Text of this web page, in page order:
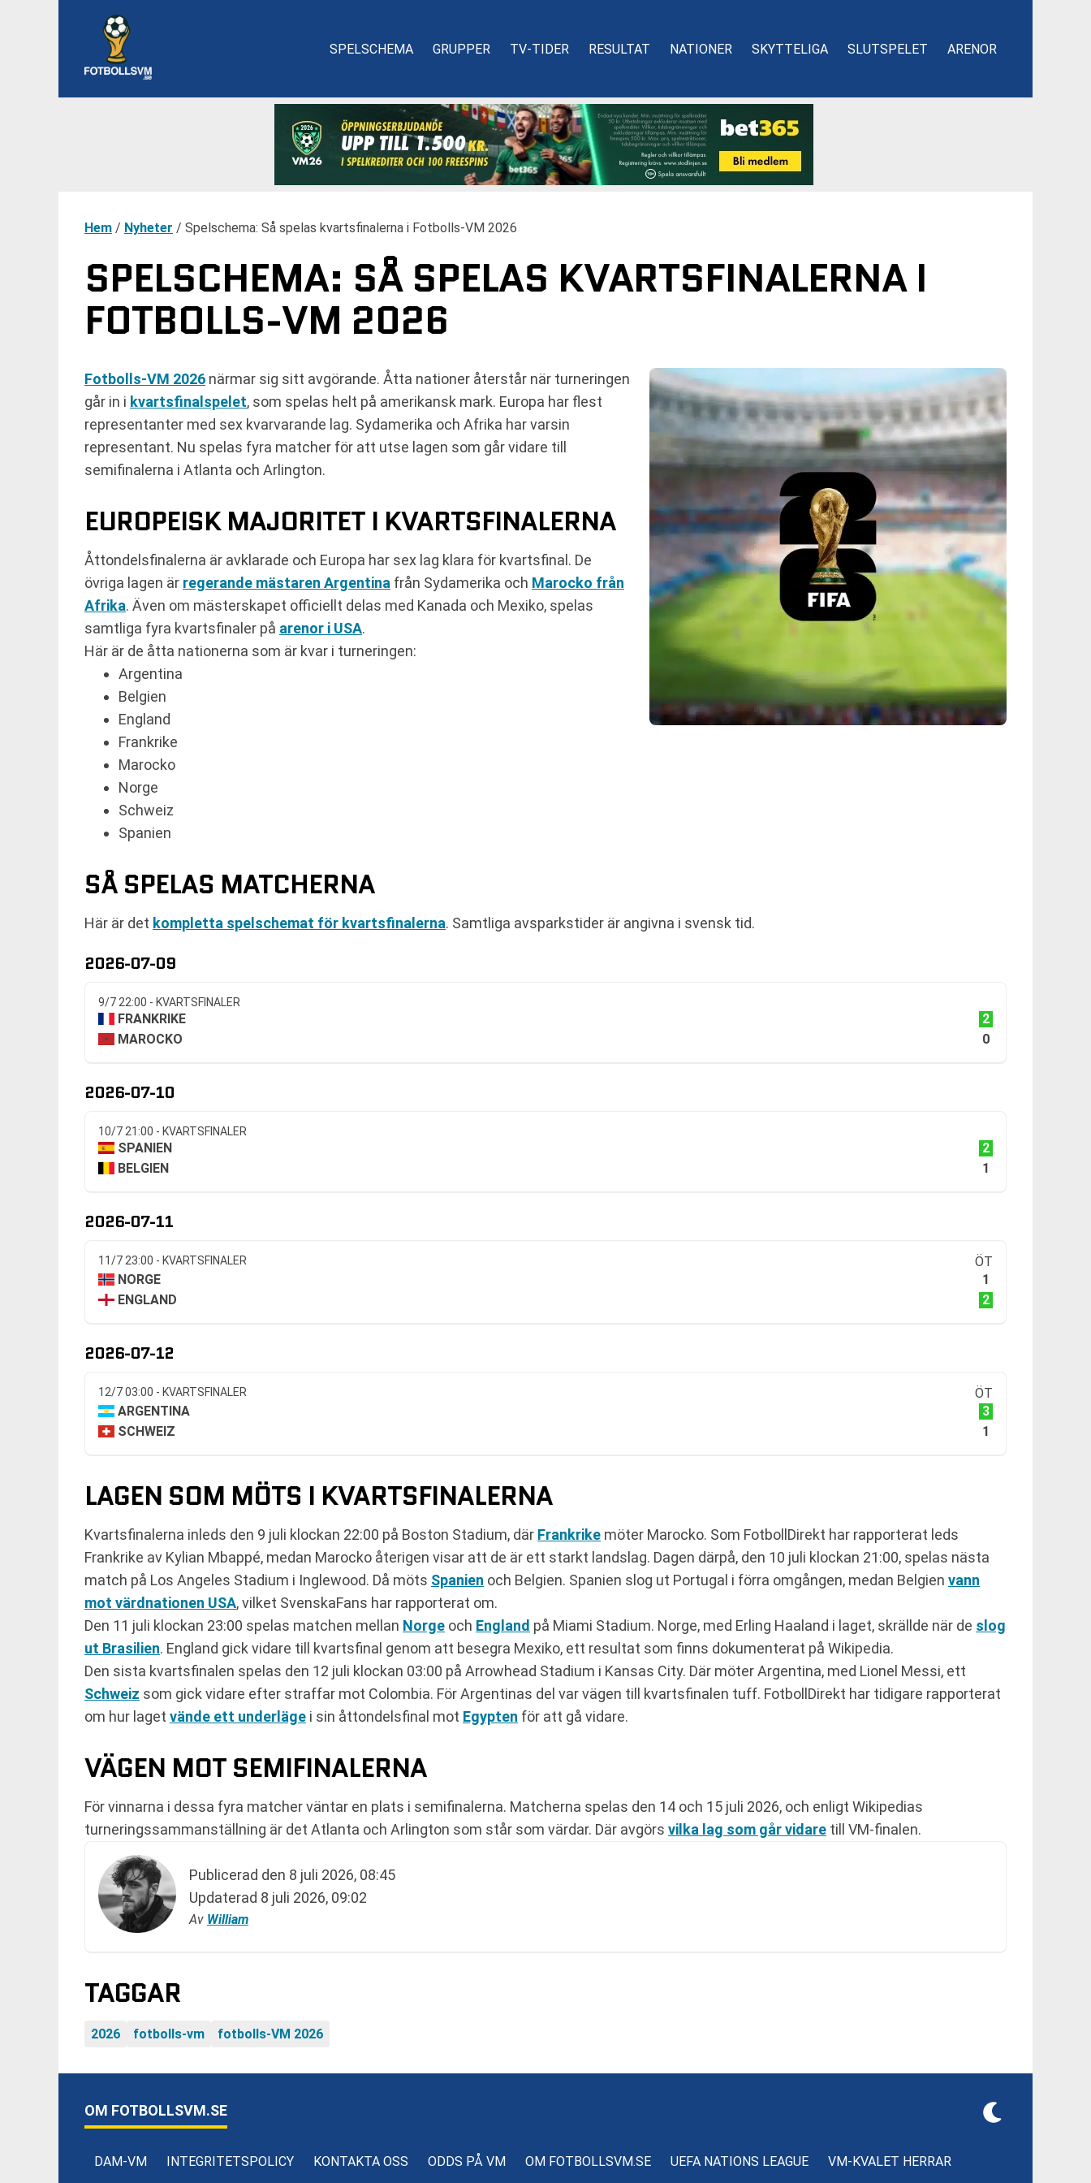
SPELSCHEMA GRUPPER TV-TIDER RESULTAT NATIONER SKYTTELIGA SLUTSPELET ARENOR
Hem / Nyheter / Spelschema: Så spelas kvartsfinalerna i Fotbolls-VM 2026
SPELSCHEMA: SÅ SPELAS KVARTSFINALERNA I
FOTBOLLS-VM 2026
Fotbolls-VM 2026 närmar sig sitt avgörande. Åtta nationer återstår när turneringen
går in i kvartsfinalspelet, som spelas helt på amerikansk mark. Europa har flest
representanter med sex kvarvarande lag. Sydamerika och Afrika har varsin
representant. Nu spelas fyra matcher för att utse lagen som går vidare till
semifinalerna i Atlanta och Arlington.
EUROPEISK MAJORITET I KVARTSFINALERNA
Åttondelsfinalerna är avklarade och Europa har sex lag klara för kvartsfinal. De
övriga lagen är regerande mästaren Argentina från Sydamerika och Marocko från
Afrika. Även om mästerskapet officiellt delas med Kanada och Mexiko, spelas
samtliga fyra kvartsfinaler på arenor i USA.
Här är de åtta nationerna som är kvar i turneringen:
Argentina
Belgien
England
Frankrike
Marocko
Norge
Schweiz
Spanien
SÅ SPELAS MATCHERNA
Här är det kompletta spelschemat för kvartsfinalerna. Samtliga avsparkstider är angivna i svensk tid.
2026-07-09
9/7 22:00 - KVARTSFINALER
FRANKRIKE
2
MAROCKO
0
2026-07-10
10/7 21:00 - KVARTSFINALER
SPANIEN
2
BELGIEN
1
2026-07-11
11/7 23:00 - KVARTSFINALER
ÖT
NORGE
1
ENGLAND
2
2026-07-12
12/7 03:00 - KVARTSFINALER
ÖT
ARGENTINA
3
SCHWEIZ
1
LAGEN SOM MÖTS I KVARTSFINALERNA
Kvartsfinalerna inleds den 9 juli klockan 22:00 på Boston Stadium, där Frankrike möter Marocko. Som FotbollDirekt har rapporterat leds
Frankrike av Kylian Mbappé, medan Marocko återigen visar att de är ett starkt landslag. Dagen därpå, den 10 juli klockan 21:00, spelas nästa
match på Los Angeles Stadium i Inglewood. Då möts Spanien och Belgien. Spanien slog ut Portugal i förra omgången, medan Belgien vann
mot värdnationen USA, vilket SvenskaFans har rapporterat om.
Den 11 juli klockan 23:00 spelas matchen mellan Norge och England på Miami Stadium. Norge, med Erling Haaland i laget, skrällde när de slog
ut Brasilien. England gick vidare till kvartsfinal genom att besegra Mexiko, ett resultat som finns dokumenterat på Wikipedia.
Den sista kvartsfinalen spelas den 12 juli klockan 03:00 på Arrowhead Stadium i Kansas City. Där möter Argentina, med Lionel Messi, ett
Schweiz som gick vidare efter straffar mot Colombia. För Argentinas del var vägen till kvartsfinalen tuff. FotbollDirekt har tidigare rapporterat
om hur laget vände ett underläge i sin åttondelsfinal mot Egypten för att gå vidare.
VÄGEN MOT SEMIFINALERNA
För vinnarna i dessa fyra matcher väntar en plats i semifinalerna. Matcherna spelas den 14 och 15 juli 2026, och enligt Wikipedias
turneringssammanställning är det Atlanta och Arlington som står som värdar. Där avgörs vilka lag som går vidare till VM-finalen.
Publicerad den 8 juli 2026, 08:45
Updaterad 8 juli 2026, 09:02
Av William
TAGGAR
2026 fotbolls-vm fotbolls-VM 2026
OM FOTBOLLSVM.SE
DAM-VM INTEGRITETSPOLICY KONTAKTA OSS ODDS PÅ VM OM FOTBOLLSVM.SE UEFA NATIONS LEAGUE VM-KVALET HERRAR